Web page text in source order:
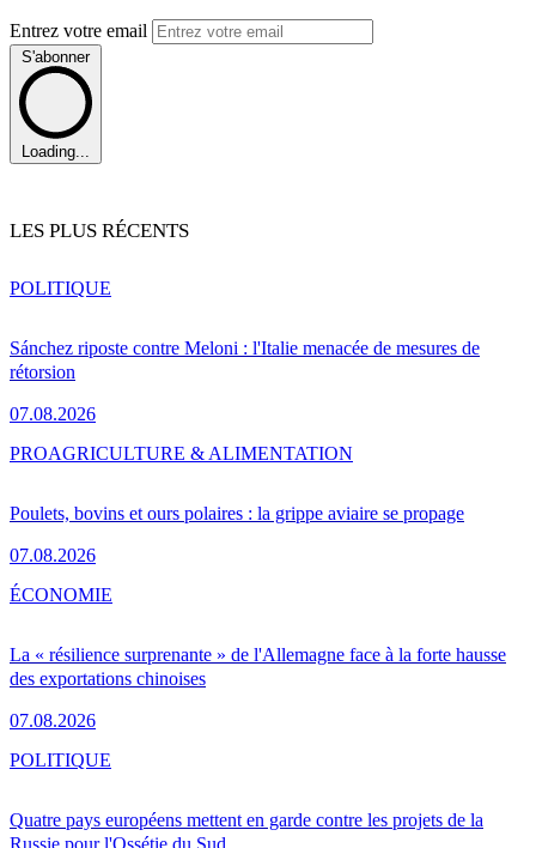
Entrez votre email
S'abonner
Loading...
LES PLUS RÉCENTS
Sánchez riposte contre Meloni : l'Italie menacée de mesures de
rétorsion
07.08.2026
POLITIQUE
Poulets, bovins et ours polaires : la grippe aviaire se propage
07.08.2026
PROAGRICULTURE & ALIMENTATION
La « résilience surprenante » de l'Allemagne face à la forte hausse
des exportations chinoises
07.08.2026
ÉCONOMIE
Quatre pays européens mettent en garde contre les projets de la
POLITIQUE